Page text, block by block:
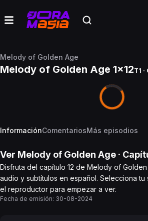
Melody of Golden Age
Melody of Golden Age 1x12T1
InformaciónComentariosMás episodios
Ver Melody of Golden Age ·
Disfruta del capítulo 12 de Melody of
audio y subtítulos en español. Selecciona
el reproductor para empezar a ver.
Fecha de emisión: 30-08-2024